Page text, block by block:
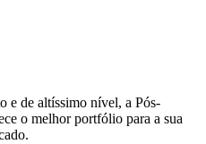
e de altíssimo nível, a Pós-
o melhor portfólio para a sua